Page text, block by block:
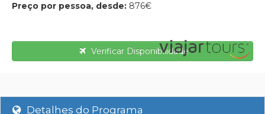
Preço por pessoa, desde: 876€
Verificar Disponibilidade
Detalhes do Programa